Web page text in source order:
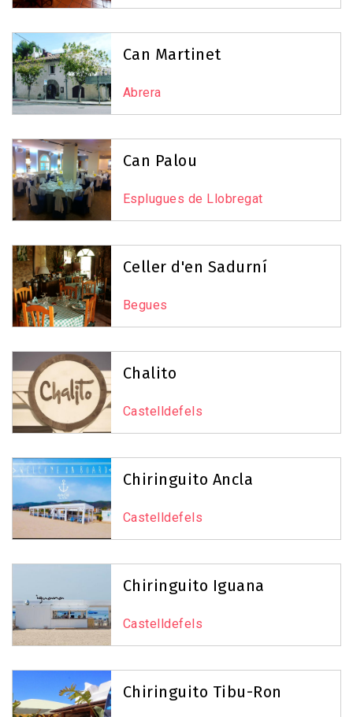
Can Martinet
Abrera
Can Palou
Esplugues de Llobregat
Celler d'en Sadurní
Begues
Chalito
Castelldefels
Chiringuito Ancla
Castelldefels
Chiringuito Iguana
Castelldefels
Chiringuito Tibu-Ron